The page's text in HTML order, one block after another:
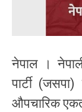
नेपाल ।
पार्टी
औपचारिक